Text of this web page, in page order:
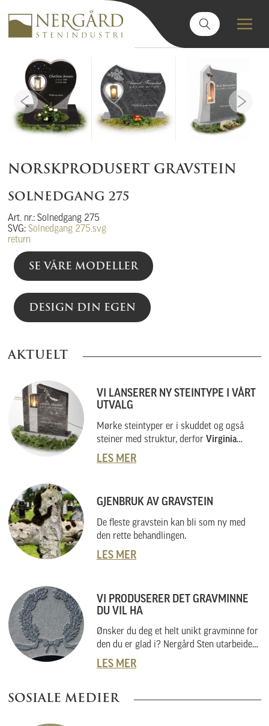
NORSKPRODUSERT GRAVSTEIN
SOLNEDGANG 275
Art. nr.: Solnedgang 275
SVG:Solnedgang 275.svg
return
SE VÅRE MODELLER
DESIGN DIN EGEN
AKTUELT
VI LANSERER NY STEINTYPE I VÅRT
UTVALG
Mørke steintyper er i skuddet og også
steiner med struktur, derfor Virginia
Black.
LES MER
GJENBRUK AV GRAVSTEIN
De fleste gravstein kan bli som ny med
den rette behandlingen.
LES MER
VI PRODUSERER DET GRAVMINNE
DU VIL HA
Ønsker du deg et helt unikt gravminne for
den du er glad i? Nergård Sten utarbeider
også helt unike gravminner i samarbeid
med kunder. Vi skal her forklare hvordan
om du har noe helt spesielt i tankene.
LES MER
SOSIALE MEDIER